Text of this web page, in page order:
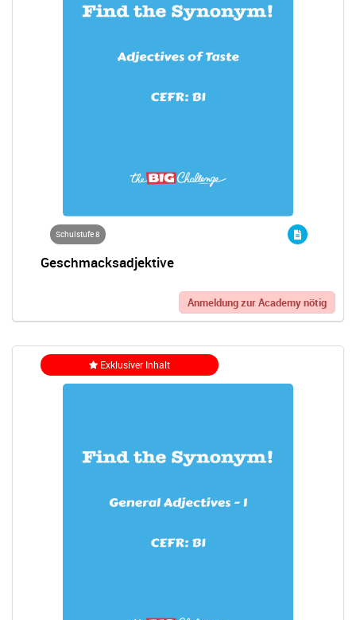
Schulstufe 8
Geschmacksadjektive
Anmeldung zur Academy nötig
Exklusiver Inhalt